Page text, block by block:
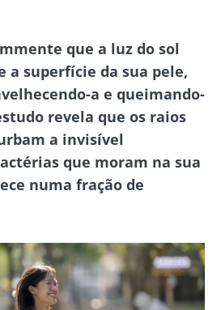
que a luz do sol
a superfície da sua pele,
a e queimando-
revela que os raios
a invisível
que moram na sua
numa fração de